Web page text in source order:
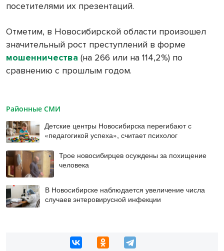
посетителями их презентаций.
Отметим, в Новосибирской области произошел
значительный рост преступлений в форме
мошенничества (на 266 или на 114,2%) по
сравнению с прошлым годом.
Районные СМИ
Детские центры Новосибирска перегибают с
«педагогикой успеха», считает психолог
Трое новосибирцев осуждены за похищение
человека
В Новосибирске наблюдается увеличение числа
случаев энтеровирусной инфекции